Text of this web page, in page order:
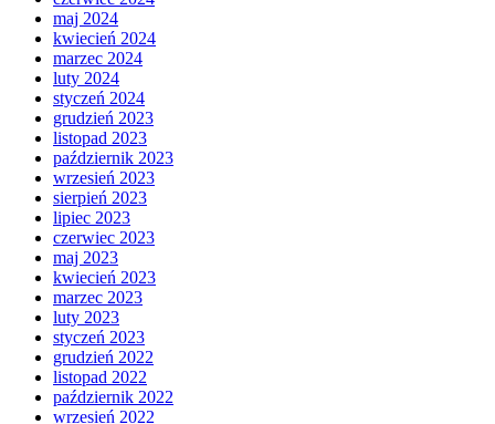
maj 2024
kwiecień 2024
marzec 2024
luty 2024
styczeń 2024
grudzień 2023
listopad 2023
październik 2023
wrzesień 2023
sierpień 2023
lipiec 2023
czerwiec 2023
maj 2023
kwiecień 2023
marzec 2023
luty 2023
styczeń 2023
grudzień 2022
listopad 2022
październik 2022
wrzesień 2022